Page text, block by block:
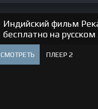
Индийский фильм
бесплатно на русском
СМОТРЕТЬ ПЛЕЕР 2